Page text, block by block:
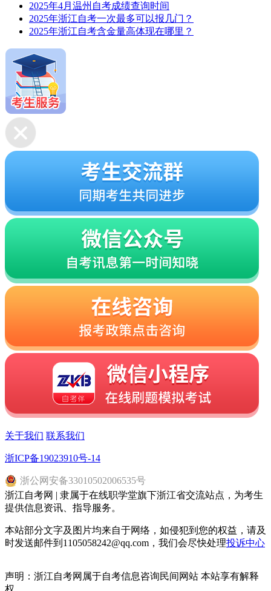
2025年4月温州自考成绩查询时间
2025年浙江自考一次最多可以报几门？
2025年浙江自考含金量高体现在哪里？
关于我们 联系我们
浙ICP备19023910号-14
浙公网安备33010502006535号
浙江自考网 | 隶属于在线职学堂旗下浙江省交流站点，为考生
提供信息资讯、指导服务。
本站部分文字及图片均来自于网络，如侵犯到您的权益，请及
时发送邮件到1105058242@qq.com，我们会尽快处理投诉中心
声明：浙江自考网属于自考信息咨询民间网站 本站享有解释